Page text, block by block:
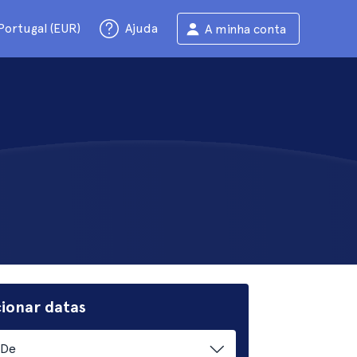
(EUR) Ajuda A minha conta
datas
De